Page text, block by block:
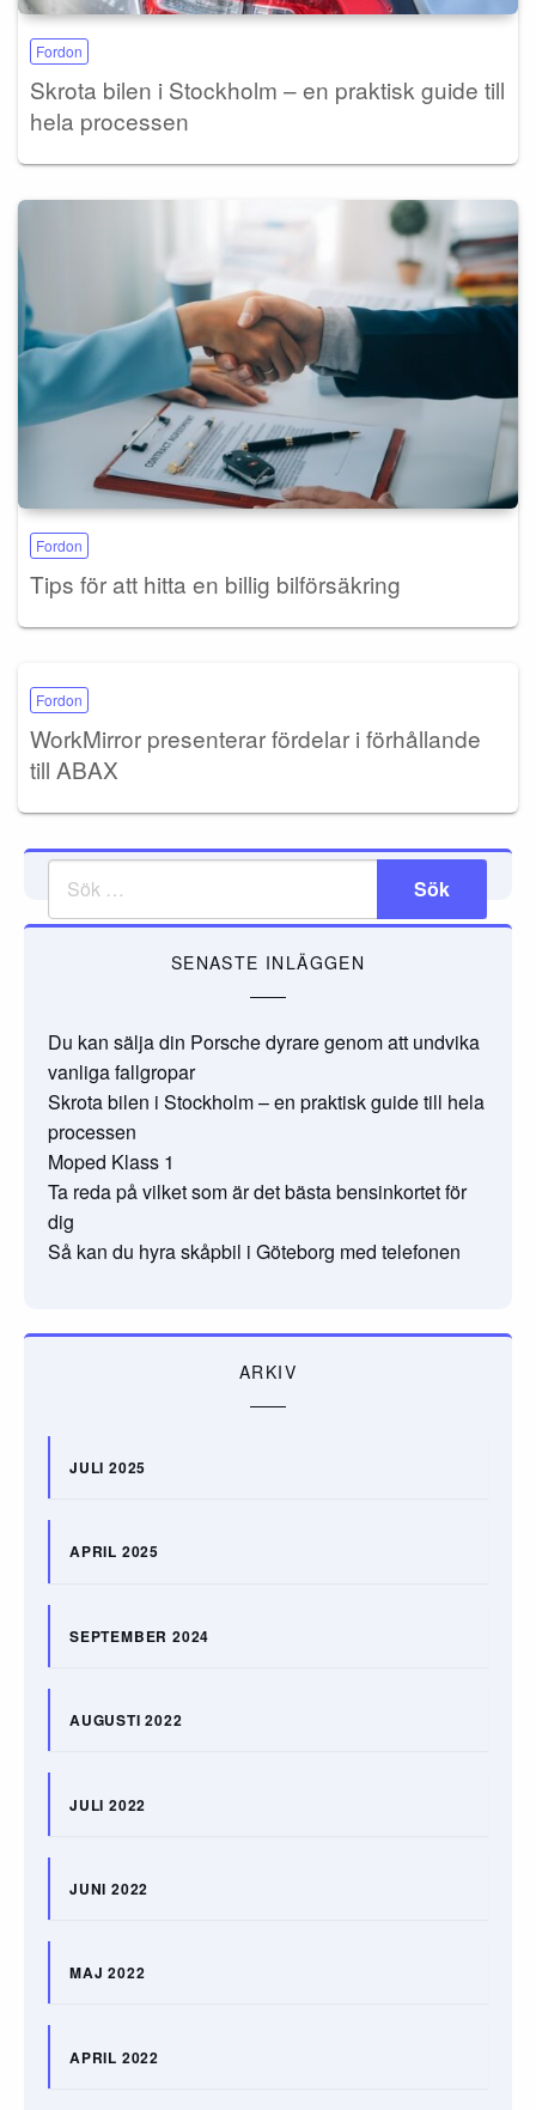
Fordon
Skrota bilen i Stockholm – en praktisk guide till
hela processen
Fordon
Tips för att hitta en billig bilförsäkring
Fordon
WorkMirror presenterar fördelar i förhållande
till ABAX
SENASTE INLÄGGEN
Du kan sälja din Porsche dyrare genom att undvika
vanliga fallgropar
Skrota bilen i Stockholm – en praktisk guide till hela
processen
Moped Klass 1
Ta reda på vilket som är det bästa bensinkortet för
dig
Så kan du hyra skåpbil i Göteborg med telefonen
ARKIV
JULI 2025
APRIL 2025
SEPTEMBER 2024
AUGUSTI 2022
JULI 2022
JUNI 2022
MAJ 2022
APRIL 2022